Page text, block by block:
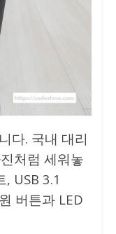
다. 국내 대리
처럼 세워놓
USB 3.1
버튼과 LED